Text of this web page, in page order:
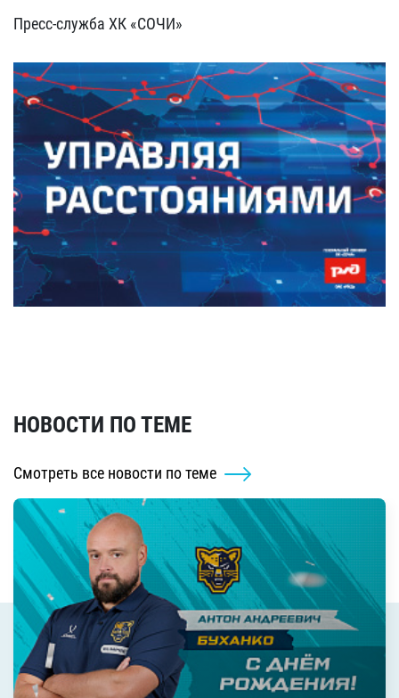
Пресс-служба ХК «СОЧИ»
НОВОСТИ ПО ТЕМЕ
Смотреть все новости по теме